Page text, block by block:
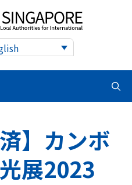
】カンボ
展2023